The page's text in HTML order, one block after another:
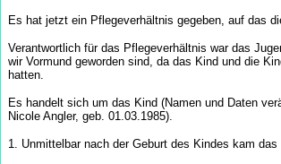
Es hat jetzt ein Pflegeverhältnis gegeben, auf das
Verantwortlich für das Pflegeverhältnis war das
wir Vormund geworden sind, da das Kind und die
hatten.
Es handelt sich um das Kind (Namen und Daten
Nicole Angler, geb. 01.03.1985).
1. Unmittelbar nach der Geburt des Kindes kam